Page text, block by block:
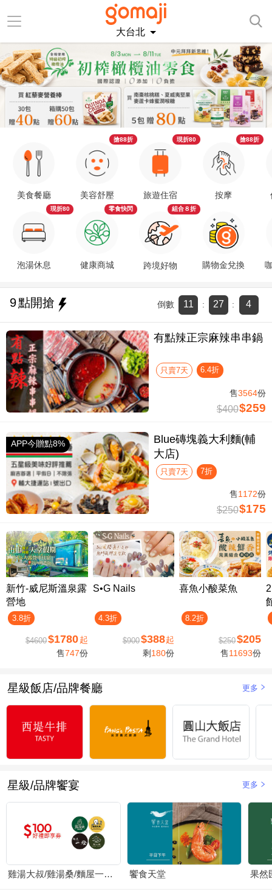
大台北
美食餐廳
泡湯休息
現折80
美容舒壓
搶88折
健康商城
零食快閃
旅遊住宿
現折80
跨境好物
組合８折
按摩
搶88折
購物金兌換
9點開搶 倒數 11 : 27 : 3
有點辣正宗麻辣串串鍋
只賣7天 6.4折
售3564份
$400$259
APP今贈點8%
Blue磚塊義大利麵(輔
大店)
只賣7天 7折
售1172份
$250$175
新竹-威尼斯溫泉露
營地
3.8折
$4600$1780 起
售747份
S•G Nails
4.3折
$900$388起
剩 180份
喜魚小酸菜魚
8.2折
$250$205
售11693份
星級飯店/品牌餐廳 更多
星級/品牌饗宴 更多
饗食天堂 果然